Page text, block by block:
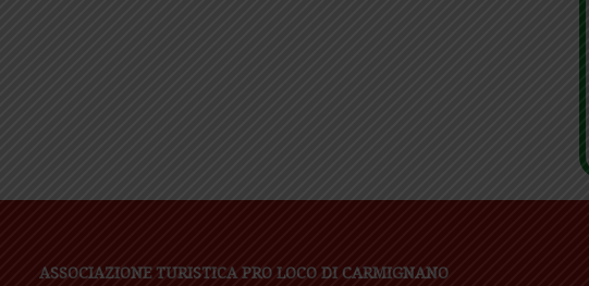
ASSOCIAZIONE TURISTICA PRO LOCO DI CARMIGNANO